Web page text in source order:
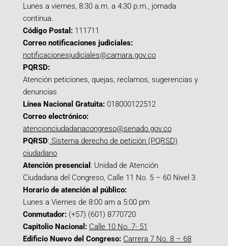
Lunes a viernes, 8:30 a.m. a 4:30 p.m., jornada
continua.
Código Postal: 111711
Correo notificaciones judiciales:
notificacionesjudiciales@camara.gov.co
PQRSD:
Atención peticiones, quejas, reclamos, sugerencias y
denuncias
Línea Nacional Gratuita: 018000122512
Correo electrónico:
atencionciudadanacongreso@senado.gov.co
PQRSD: Sistema derecho de petición (PQRSD)
ciudadano
Atención presencial : Unidad de Atención
Ciudadana del Congreso, Calle 11 No. 5 – 60 Nivel 3
Horario de atención al público:
Lunes a Viernes de 8:00 am a 5:00 pm
Conmutador: (+57) (601) 8770720
Capitolio Nacional: Calle 10 No. 7- 51
Edificio Nuevo del Congreso: Carrera 7 No. 8 – 68